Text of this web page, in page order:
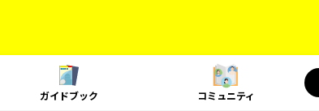
ガイドブック コミュニティ